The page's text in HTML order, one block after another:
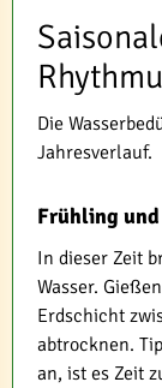
Die
Jahresverlauf.
Frühling und
In dieser Zeit
Wasser.
Erdschicht
abtrocknen.
an, ist es Zeit